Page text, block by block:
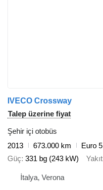
IVECO Crossway
Talep üzerine fiyat
Şehir içi otobüs
2013
673.000 km
Euro 5
Güç 331 bg (243 kW) Yakıt
İtalya, Verona